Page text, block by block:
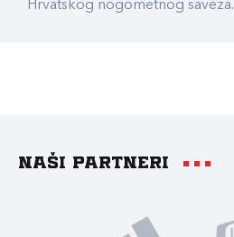
Hrvatskog nogometnog saveza.
Naši partneri